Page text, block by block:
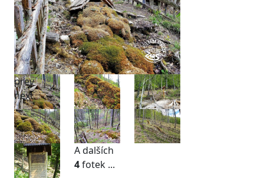
prev
next
A dalších
4fotek ...